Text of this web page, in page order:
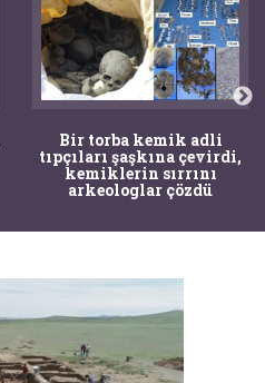
Bir torba kemik adli
tıpçıları şaşkına çevirdi,
kemiklerin sırrını
arkeologlar çözdü